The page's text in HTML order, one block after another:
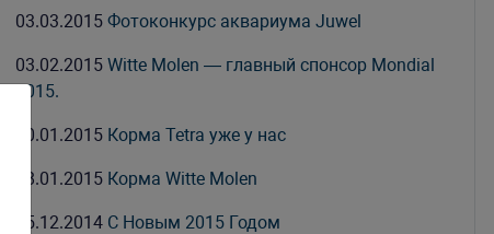
03.03.2015Фотоконкурс аквариума Juwel
03.02.2015Witte Molen — главный спонсор Mondial
2015.
30.01.2015 Корма Tetra уже у нас
28.01.2015 Корма Witte Molen
25.12.2014 С Новым 2015 Годом